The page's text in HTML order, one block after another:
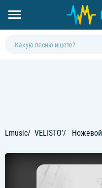
Lmusic VELISTO’ Ножевой